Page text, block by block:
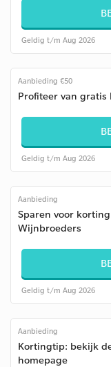
Geldig t/m Aug 2026
Aanbieding €50
Profiteer van gratis
Geldig t/m Aug 2026
Aanbieding
Sparen voor
Wijnbroeders
Geldig t/m Aug 2026
Aanbieding
Kortingtip: bekijk
homepage